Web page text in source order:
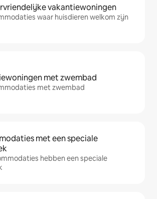
vakantiewoningen
waar huisdieren welkom zijn
met zwembad
met zwembad
met een speciale
hebben een speciale